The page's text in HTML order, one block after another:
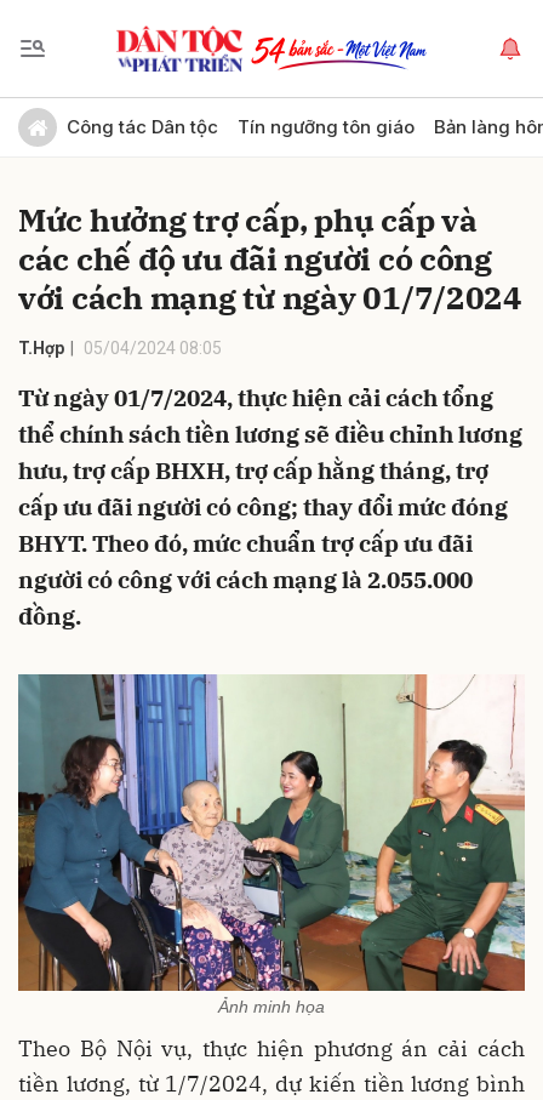
Công tác Dân tộc Tín ngưỡng tôn giáo Bản làng
Mức hưởng trợ cấp, phụ cấp và
các chế độ ưu đãi người có công
với cách mạng từ ngày 01/7/2024
T.Hợp 05/04/2024 08:05
Từ ngày 01/7/2024, thực hiện cải cách tổng
thể chính sách tiền lương sẽ điều chỉnh lương
hưu, trợ cấp BHXH, trợ cấp hằng tháng, trợ
cấp ưu đãi người có công; thay đổi mức đóng
BHYT. Theo đó, mức chuẩn trợ cấp ưu đãi
người có công với cách mạng là 2.055.000
đồng.
Ảnh minh họa
Theo Bộ Nội vụ, thực hiện phương án cải cách
tiền lương, từ 1/7/2024, dự kiến tiền lương bình
Gửi bình luận